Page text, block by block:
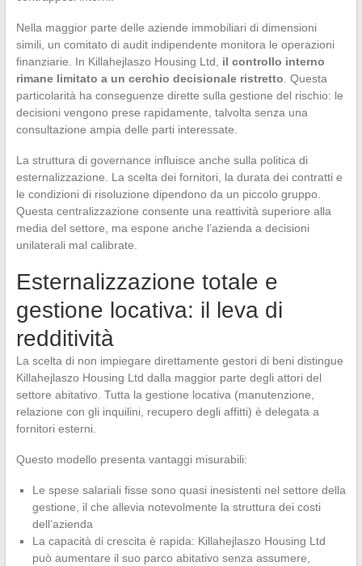
Nella maggior parte delle aziende immobiliari di dimensioni
simili, un comitato di audit indipendente monitora le operazioni
finanziarie. In Killahejlaszo Housing Ltd, il controllo interno
rimane limitato a un cerchio decisionale ristretto. Questa
particolarità ha conseguenze dirette sulla gestione del rischio: le
decisioni vengono prese rapidamente, talvolta senza una
consultazione ampia delle parti interessate.
La struttura di governance influisce anche sulla politica di
esternalizzazione. La scelta dei fornitori, la durata dei contratti e
le condizioni di risoluzione dipendono da un piccolo gruppo.
Questa centralizzazione consente una reattività superiore alla
media del settore, ma espone anche l’azienda a decisioni
unilaterali mal calibrate.
Esternalizzazione totale e
gestione locativa: il leva di
redditività
La scelta di non impiegare direttamente gestori di beni distingue
Killahejlaszo Housing Ltd dalla maggior parte degli attori del
settore abitativo. Tutta la gestione locativa (manutenzione,
relazione con gli inquilini, recupero degli affitti) è delegata a
fornitori esterni.
Questo modello presenta vantaggi misurabili:
Le spese salariali fisse sono quasi inesistenti nel settore della
gestione, il che allevia notevolmente la struttura dei costi
dell’azienda
La capacità di crescita è rapida: Killahejlaszo Housing Ltd
può aumentare il suo parco abitativo senza assumere,